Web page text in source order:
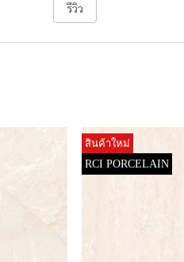
รีวิว
สินค้าใหม่
RCI PORCELAIN